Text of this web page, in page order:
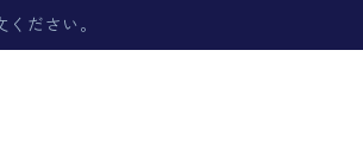
ださい。